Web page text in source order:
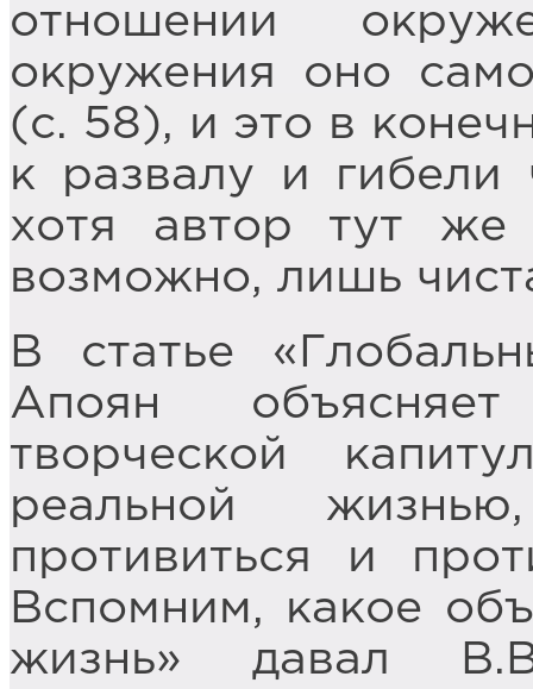
отношении
окружения оно
(с. 58), и это в
к развалу и гибели
хотя автор тут же
возможно, лишь
В статье
Апоян
творческой
реальной
противиться и
Вспомним, какое
жизнь» давал